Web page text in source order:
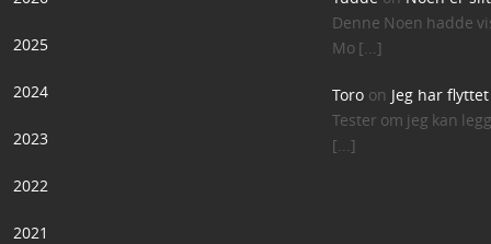
2025
2024
2023
2022
2021
Denne Noen hadde
Mo [...]
Toro on Jeg har
Tester om jeg kan
[...]